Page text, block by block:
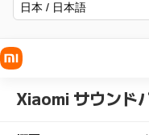
日本 / 日本語
Xiaomi サウンド